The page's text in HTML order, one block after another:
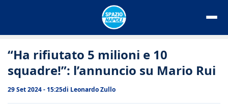
“Ha rifiutato 5 milioni e 10
squadre!”: l’annuncio su Mario Rui
29 Set 2024 - 15:25di Leonardo Zullo